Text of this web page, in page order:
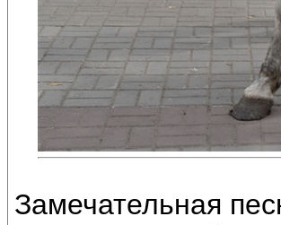
Замечательная